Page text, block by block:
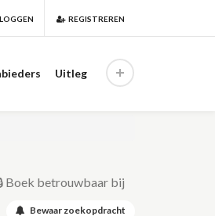
REGISTREREN
Uitleg
Bewaar zoekopdracht
Boek betrouwbaar bij